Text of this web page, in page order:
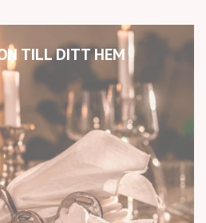
TILL DITT HEM